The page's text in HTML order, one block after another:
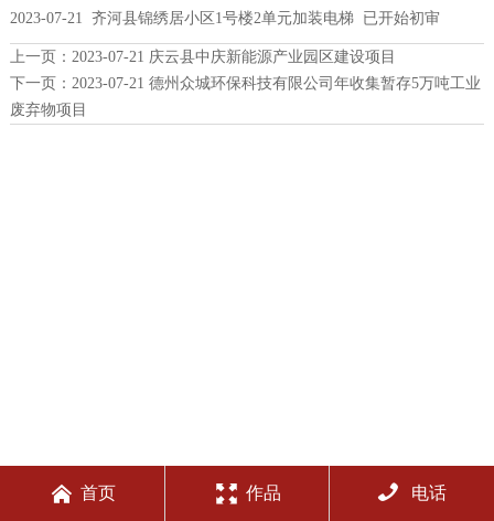
2023-07-21 齐河县锦绣居小区1号楼2单元加装电梯 已开始初审
上一页：
2023-07-21 庆云县中庆新能源产业园区建设项目
下一页： 2023-07-21 德州众城环保科技有限公司年收集暂存5万吨工业
废弃物项目
 首页  作品  电话